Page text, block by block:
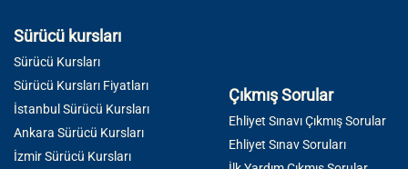
Sürücü kursları
Sürücü Kursları
Sürücü Kursları Fiyatları
İstanbul Sürücü Kursları
Ankara Sürücü Kursları
İzmir Sürücü Kursları
Çıkmış Sorular
Ehliyet Sınavı Çıkmış Sorular
Ehliyet Sınav Soruları